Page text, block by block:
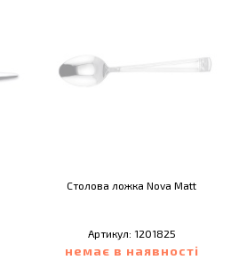
Столова ложка Nova Matt
Артикул: 1201825
немає в наявності